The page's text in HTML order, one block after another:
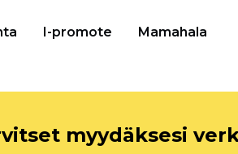
I-promote Mamahala
myydäksesi